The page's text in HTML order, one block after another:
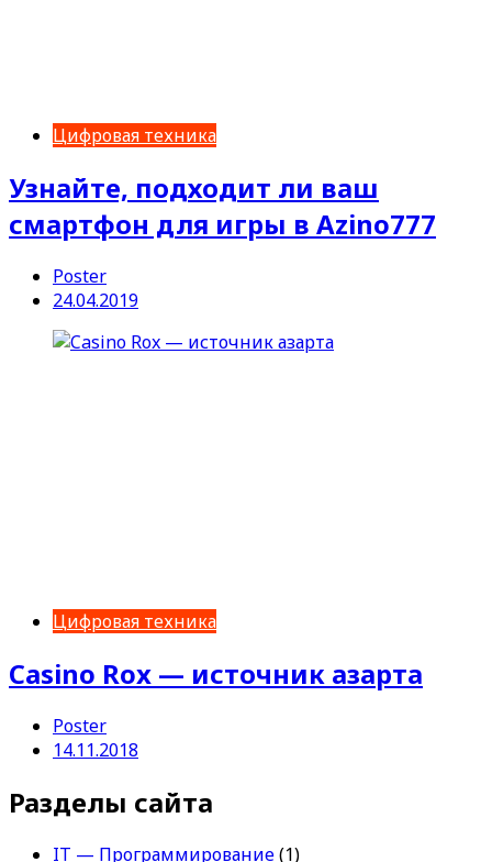
Цифровая техника
Узнайте, подходит ли ваш
смартфон для игры в Azino777
Poster
24.04.2019
Цифровая техника
Casino Rox — источник азарта
Poster
14.11.2018
Разделы сайта
IT — Программирование(1)